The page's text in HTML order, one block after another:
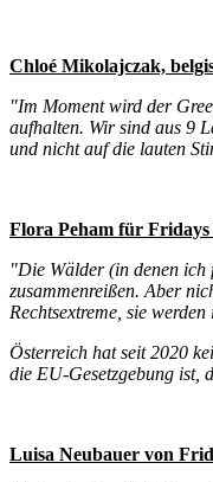
Chloé Mikolajczak,
"Im Moment wird der
aufhalten. Wir sind aus 9
und nicht auf die lauten
Flora Peham für
"Die Wälder (in denen ich
zusammenreißen. Aber
Rechtsextreme, sie
Österreich hat seit 2020
die EU-Gesetzgebung ist,
Luisa Neubauer von